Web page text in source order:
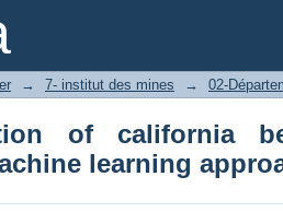
→ 7- institut des mines → 02-
of california
learning